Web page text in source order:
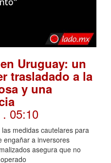
Uruguay: un
trasladado a la
y una
. 05:10
medidas cautelares para
engañar a inversores
asegura que no